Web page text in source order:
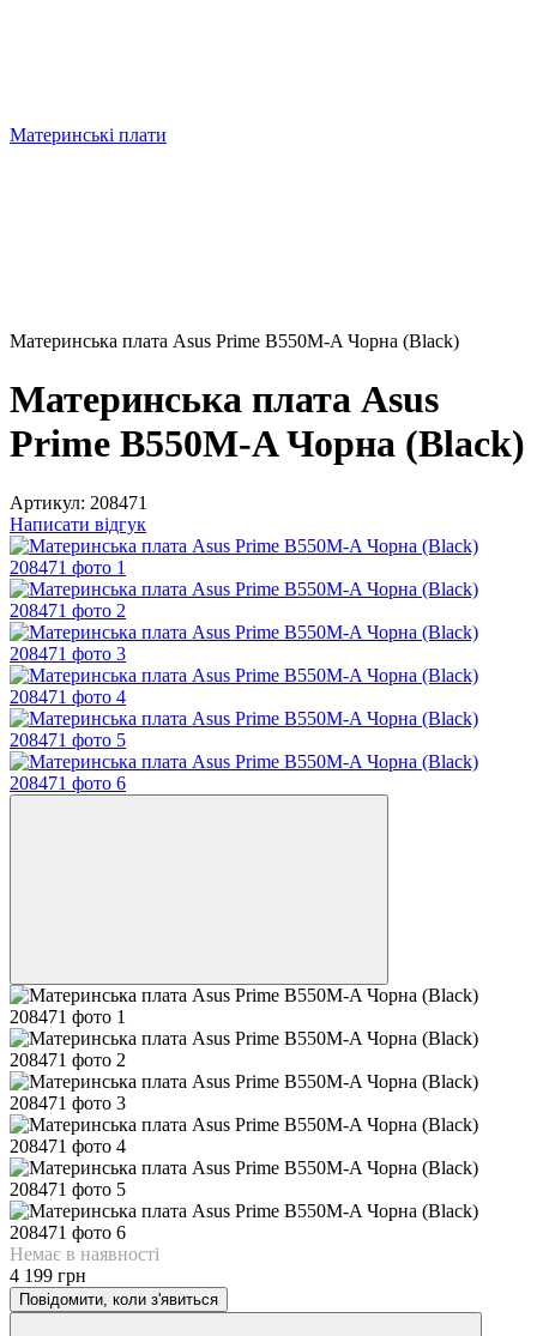
Материнські плати
Материнська плата Asus Prime B550M-A Чорна (Black)
Материнська плата Asus
Prime B550M-A Чорна (Black)
Артикул: 208471
Написати відгук
Немає в наявності
4 199 грн
Повідомити, коли з'явиться